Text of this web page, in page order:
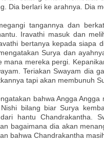
Dia berlari ke arahnya. Dia
tangannya dan
Iravathi masuk dan
bertanya kepada siapa
Surya dan
mana mereka pergi.
Teriakan Swayam dia
tapi akan membunuh
bahwa Angga
Nishi bilang biar Surya
hantu Chandrakantha.
bagaimana dia akan
bahwa Chandrakantha